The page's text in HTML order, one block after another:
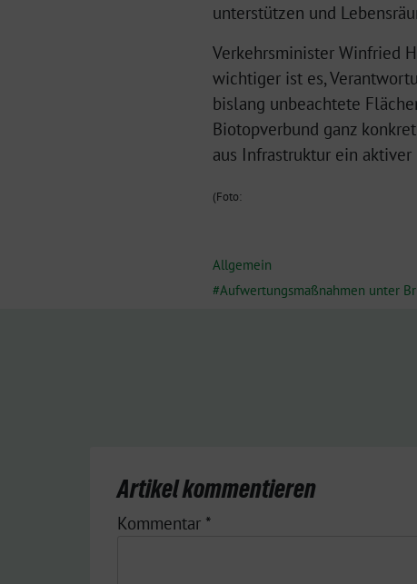
unterstützen und
Verkehrsminister Winfried
wichtiger ist es,
bislang unbeachtete
Biotopverbund ganz
aus Infrastruktur ein
(Foto:
Allgemein
Aufwertungsmaßnahmen unter
Artikel kommentieren
Kommentar *